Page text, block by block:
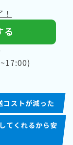
る
コストが減った
てくれるから安